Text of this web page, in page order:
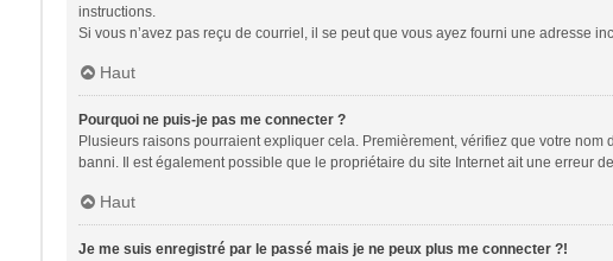
instructions.
Si vous n’avez pas reçu de courriel, il se peut que vous ayez fourni une adresse
Haut
Pourquoi ne puis-je pas me connecter ?
Plusieurs raisons pourraient expliquer cela. Premièrement, vérifiez que votre nom
banni. Il est également possible que le propriétaire du site Internet ait une erreur
Haut
Je me suis enregistré par le passé mais je ne peux plus me connecter ?!